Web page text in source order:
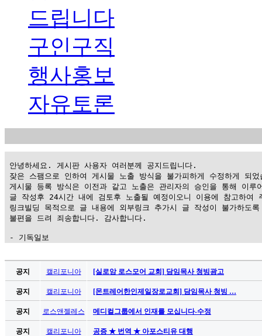
드립니다
구인구직
행사홍보
자유토론
안녕하세요. 게시판 사용자 여러분께 공지드립니다.
잦은 스팸으로 인하여 게시물 노출 방식을 불가피하게 수정하게 되었
게시물 등록 방식은 이전과 같고 노출은 관리자의 승인을 통해 이루
글 작성후 24시간 내에 검토후 노출될 예정이오니 이용에 참고하여
링크빌딩 목적으로 글 내용에 외부링크 추가시 글 작성이 불가하도
불편을 드려 죄송합니다. 감사합니다.
- 기독일보
만
공지 캘리포니아 [실로암 로스모어 교회] 담임목사 청빙광고
공지 캘리포니아 [몬트레어한인제일장로교회] 담임목사 청빙 …
공지 로스앤젤레스 메디컬그룹에서 인재를 모십니다-수정
공지 캘리포니아 공증 ★ 번역 ★ 아포스티유 대행